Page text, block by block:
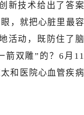
新技术给出了答案
，就把心脏里最容
活动，既防住了脑
箭双雕”的？6月11
和医院心血管疾病